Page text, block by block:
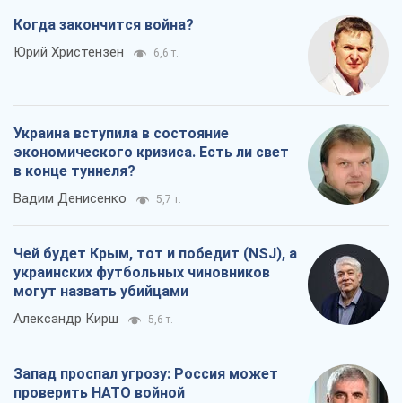
Когда закончится война?
Юрий Христензен 6,6 т.
Украина вступила в состояние
экономического кризиса. Есть ли свет
в конце туннеля?
Вадим Денисенко 5,7 т.
Чей будет Крым, тот и победит (NSJ), а
украинских футбольных чиновников
могут назвать убийцами
Александр Кирш 5,6 т.
Запад проспал угрозу: Россия может
проверить НАТО войной